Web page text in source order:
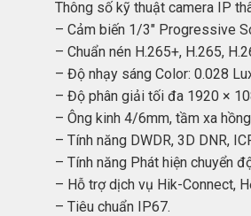
Thông số kỹ thuật camera IP
– Cảm biến 1/3″ Progressive
– Chuẩn nén H.265+, H.265,
– Độ nhạy sáng Color: 0.028
– Độ phân giải tối đa 1920 ×
– Ông kinh 4/6mm, tầm xa
– Tính năng DWDR, 3D DNR,
– Tính năng Phát hiện chuyển
– Hỗ trợ dịch vụ Hik-Connect,
– Tiêu chuẩn IP67.